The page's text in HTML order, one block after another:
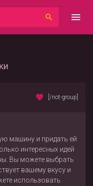
[/not-group]
машину и придать ей
интересных идей
Вы можете выбрать
вашему вкусу и
использовать